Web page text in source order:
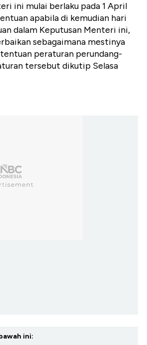
ini mulai berlaku pada 1 April
apabila di kemudian hari
dalam Keputusan Menteri ini,
sebagaimana mestinya
peraturan perundang-
tersebut dikutip Selasa
ini: